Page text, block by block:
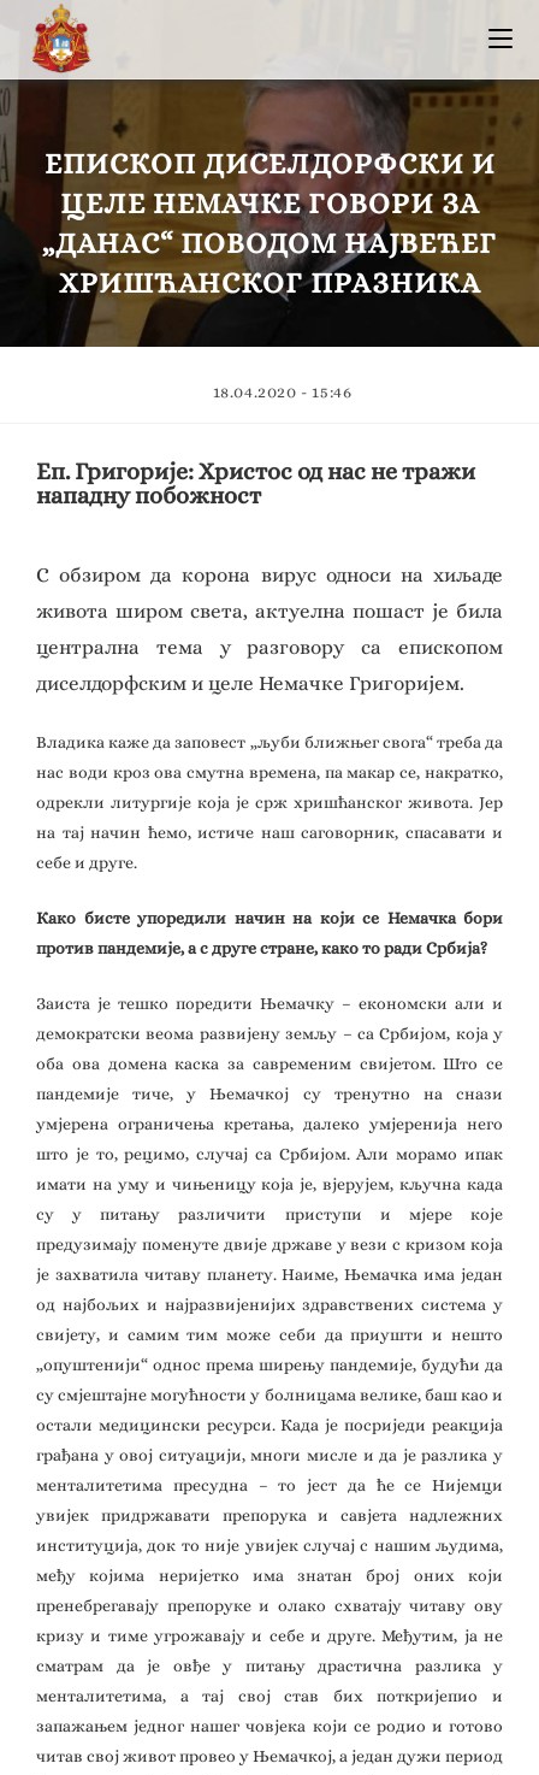
ЕПИСКОП ДИСЕЛДОРФСКИ И
ЦЕЛЕ НЕМАЧКЕ ГОВОРИ ЗА
„ДАНАС“ ПОВОДОМ НАЈВЕЋЕГ
ХРИШЋАНСКОГ ПРАЗНИКА
18.04.2020 - 15:46
Еп. Григорије: Христос од нас не тражи
нападну побожност
С обзиром да корона вирус односи на хиљаде
живота широм света, актуелна пошаст је била
централна тема у разговору са епископом
диселдорфским и целе Немачке Григоријем.
Владика каже да заповест „љуби ближњег свога“ треба да
нас води кроз ова смутна времена, па макар се, накратко,
одрекли литургије која је срж хришћанског живота. Јер
на тај начин ћемо, истиче наш саговорник, спасавати и
себе и друге.
Како бисте упоредили начин на који се Немачка бори
против пандемије, а с друге стране, како то ради Србија?
Заиста је тешко поредити Њемачку – економски али и
демократски веома развијену земљу – са Србијом, која у
оба ова домена каска за савременим свијетом. Што се
пандемије тиче, у Њемачкој су тренутно на снази
умјерена ограничења кретања, далеко умјеренија него
што је то, рецимо, случај са Србијом. Али морамо ипак
имати на уму и чињеницу која је, вјерујем, кључна када
су у питању различити приступи и мјере које
предузимају поменуте двије државе у вези с кризом која
је захватила читаву планету. Наиме, Њемачка има један
од најбољих и најразвијенијих здравствених система у
свијету, и самим тим може себи да приушти и нешто
„опуштенији“ однос према ширењу пандемије, будући да
су смјештајне могућности у болницама велике, баш као и
остали медицински ресурси. Када је посриједи реакција
грађана у овој ситуацији, многи мисле и да је разлика у
менталитетима пресудна – то јест да ће се Нијемци
увијек придржавати препорука и савјета надлежних
институција, док то није увијек случај с нашим људима,
међу којима неријетко има знатан број оних који
пренебрегавају препоруке и олако схватају читаву ову
кризу и тиме угрожавају и себе и друге. Међутим, ја не
сматрам да је овђе у питању драстична разлика у
менталитетима, а тај свој став бих поткријепио и
запажањем једног нашег човјека који се родио и готово
читав свој живот провео у Њемачкој, а један дужи период